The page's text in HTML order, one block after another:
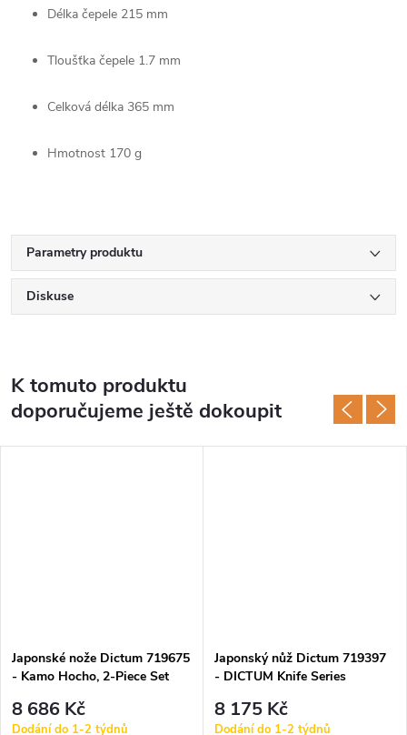
Délka čepele 215 mm
Tloušťka čepele 1.7 mm
Celková délka 365 mm
Hmotnost 170 g
Parametry produktu
Diskuse
K tomuto produktu
doporučujeme ještě dokoupit
Japonské nože Dictum 719675
- Kamo Hocho, 2-Piece Set
8 686 Kč
Dodání do 1-2 týdnů
Japonský nůž Dictum 719397
- DICTUM Knife Series
8 175 Kč
Dodání do 1-2 týdnů